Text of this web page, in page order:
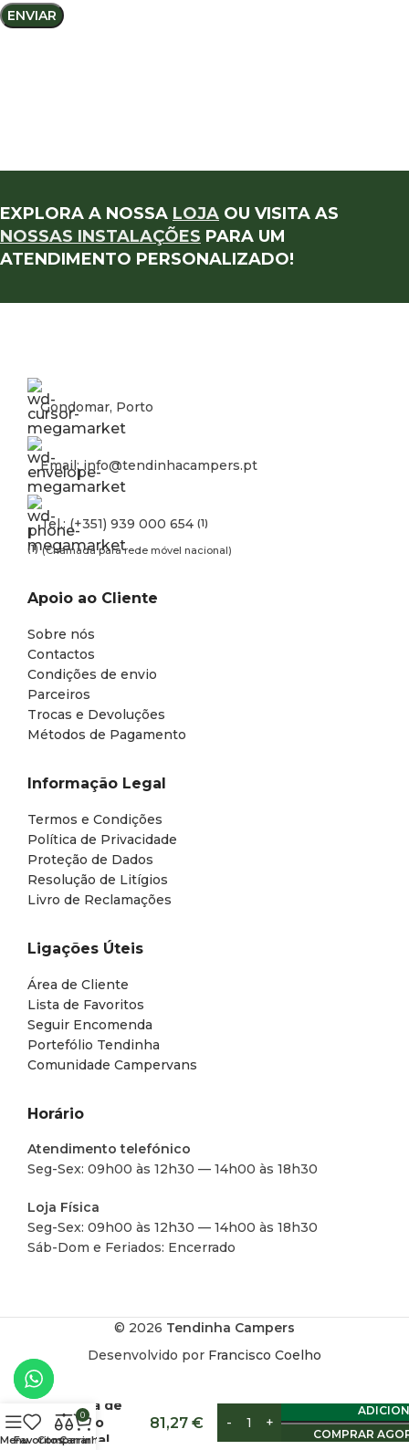
EXPLORA A NOSSA LOJA OU VISITA AS
NOSSAS INSTALAÇÕES PARA UM
ATENDIMENTO PERSONALIZADO!
Gondomar, Porto
Email: info@tendinhacampers.pt
Tel.: (+351) 939 000 654 (1)
(1) (Chamada para rede móvel nacional)
Apoio ao Cliente
Sobre nós
Contactos
Condições de envio
Parceiros
Trocas e Devoluções
Métodos de Pagamento
Informação Legal
Termos e Condições
Política de Privacidade
Proteção de Dados
Resolução de Litígios
Livro de Reclamações
Ligações Úteis
Área de Cliente
Lista de Favoritos
Seguir Encomenda
Portefólio Tendinha
Comunidade Campervans
Horário
Atendimento telefónico
Seg-Sex: 09h00 às 12h30 — 14h00 às 18h30
Loja Física
Seg-Sex: 09h00 às 12h30 — 14h00 às 18h30
Sáb-Dom e Feriados: Encerrado
© 2026 Tendinha Campers
Desenvolvido por Francisco Coelho
Dupla de
Banco
Frontal
81,27 €
COMPRAR
MenuFavoritosComparar
0
Carrinho